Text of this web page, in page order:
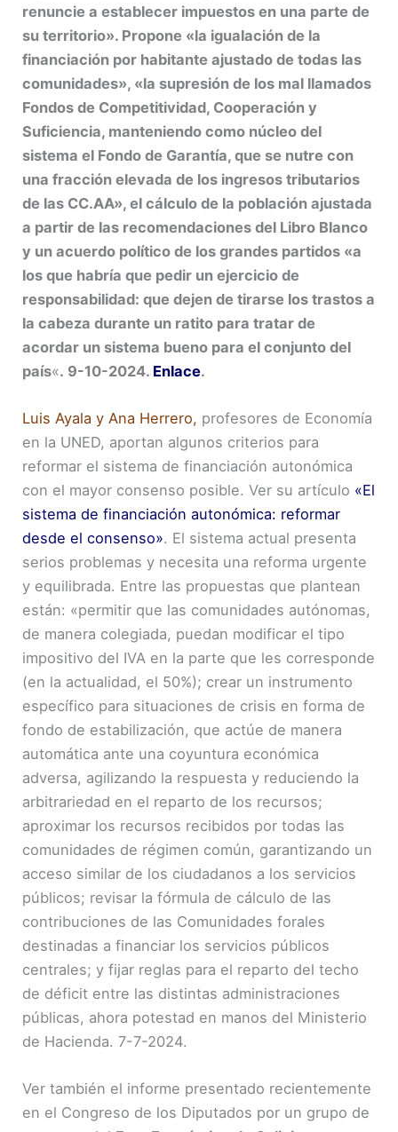
renuncie a establecer impuestos en una parte de
su territorio». Propone «la igualación de la
financiación por habitante ajustado de todas las
comunidades», «la supresión de los mal llamados
Fondos de Competitividad, Cooperación y
Suficiencia, manteniendo como núcleo del
sistema el Fondo de Garantía, que se nutre con
una fracción elevada de los ingresos tributarios
de las CC.AA», el cálculo de la población ajustada
a partir de las recomendaciones del Libro Blanco
y un acuerdo político de los grandes partidos «a
los que habría que pedir un ejercicio de
responsabilidad: que dejen de tirarse los trastos a
la cabeza durante un ratito para tratar de
acordar un sistema bueno para el conjunto del
país«. 9-10-2024. Enlace.
Luis Ayala y Ana Herrero, profesores de Economía
en la UNED, aportan algunos criterios para
reformar el sistema de financiación autonómica
con el mayor consenso posible. Ver su artículo «El
sistema de financiación autonómica: reformar
desde el consenso». El sistema actual presenta
serios problemas y necesita una reforma urgente
y equilibrada. Entre las propuestas que plantean
están: «permitir que las comunidades autónomas,
de manera colegiada, puedan modificar el tipo
impositivo del IVA en la parte que les corresponde
(en la actualidad, el 50%); crear un instrumento
específico para situaciones de crisis en forma de
fondo de estabilización, que actúe de manera
automática ante una coyuntura económica
adversa, agilizando la respuesta y reduciendo la
arbitrariedad en el reparto de los recursos;
aproximar los recursos recibidos por todas las
comunidades de régimen común, garantizando un
acceso similar de los ciudadanos a los servicios
públicos; revisar la fórmula de cálculo de las
contribuciones de las Comunidades forales
destinadas a financiar los servicios públicos
centrales; y fijar reglas para el reparto del techo
de déficit entre las distintas administraciones
públicas, ahora potestad en manos del Ministerio
de Hacienda. 7-7-2024.
Ver también el informe presentado recientemente
en el Congreso de los Diputados por un grupo de